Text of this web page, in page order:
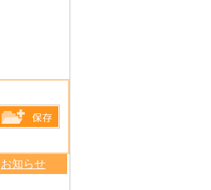
トへ登録
お知らせ